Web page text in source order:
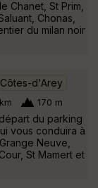
Chanet, St Prim,
Chonas,
du milan noir
Côtes-d'Arey
170 m
du parking
vous conduira à
Neuve,
St Mamert et